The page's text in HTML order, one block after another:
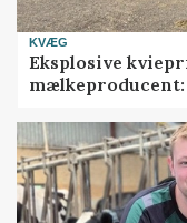
KVÆG
Eksplosive